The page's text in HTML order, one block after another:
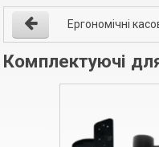
Ергономічні
Комплектуючі